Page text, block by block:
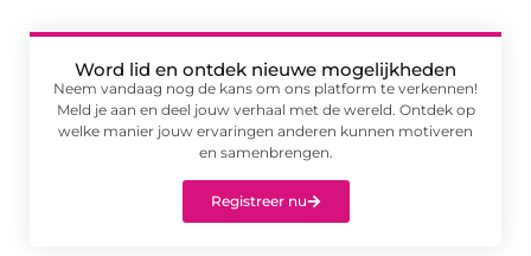
Word lid en ontdek nieuwe mogelijkheden
Neem vandaag nog de kans om ons platform te verkennen!
Meld je aan en deel jouw verhaal met de wereld. Ontdek op
welke manier jouw ervaringen anderen kunnen motiveren
en samenbrengen.
Registreer nu